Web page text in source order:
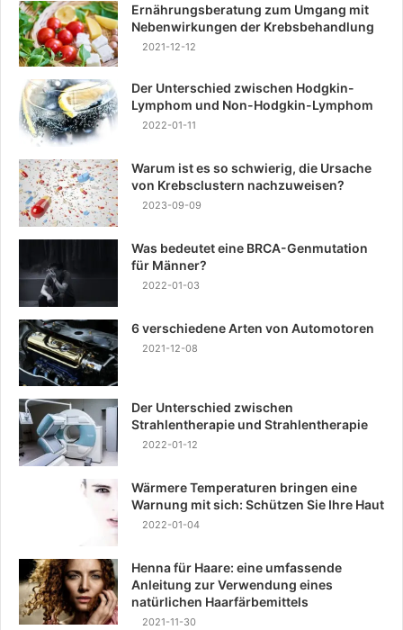
Ernährungsberatung zum Umgang mit
Nebenwirkungen der Krebsbehandlung
2021-12-12
Der Unterschied zwischen Hodgkin-
Lymphom und Non-Hodgkin-Lymphom
2022-01-11
Warum ist es so schwierig, die Ursache
von Krebsclustern nachzuweisen?
2023-09-09
Was bedeutet eine BRCA-Genmutation
für Männer?
2022-01-03
6 verschiedene Arten von Automotoren
2021-12-08
Der Unterschied zwischen
Strahlentherapie und Strahlentherapie
2022-01-12
Wärmere Temperaturen bringen eine
Warnung mit sich: Schützen Sie Ihre Haut
2022-01-04
Henna für Haare: eine umfassende
Anleitung zur Verwendung eines
natürlichen Haarfärbemittels
2021-11-30